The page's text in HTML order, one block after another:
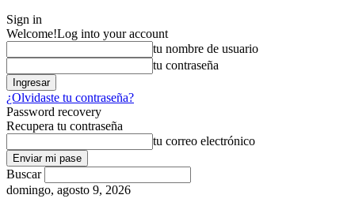
Sign in
Welcome!Log into your account
tu nombre de usuario
tu contraseña
¿Olvidaste tu contraseña?
Password recovery
Recupera tu contraseña
tu correo electrónico
Buscar
domingo, agosto 9, 2026